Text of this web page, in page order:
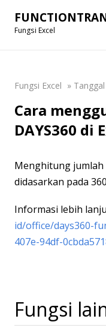
Fungsi Excel
Fungsi Excel »
Cara
DAYS360 di
Menghitung
didasarkan pada
Informasi lebih
id/office/days360-
407e-94df-
Fungsi